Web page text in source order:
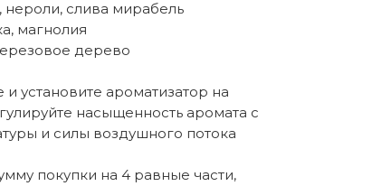
нероли, слива мирабель
магнолия
дерево
установите ароматизатор на
насыщенность аромата с
и силы воздушного потока
покупки на 4 равные части,